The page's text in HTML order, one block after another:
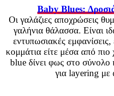
Baby Blues:
Οι γαλάζιες αποχρώσεις
γαλήνια θάλασσα. Είναι
εντυπωσιακές
κομμάτια είτε μέσα από
blue δίνει φως στο σύνολο
για layering με